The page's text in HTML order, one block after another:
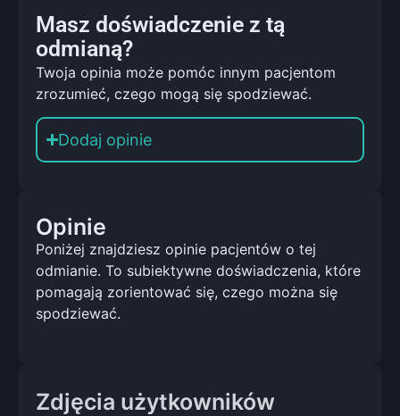
Masz doświadczenie z tą
odmianą?
Twoja opinia może pomóc innym pacjentom
zrozumieć, czego mogą się spodziewać.
Dodaj opinie
Opinie
Poniżej znajdziesz opinie pacjentów o tej
odmianie. To subiektywne doświadczenia, które
pomagają zorientować się, czego można się
spodziewać.
Zdjęcia użytkowników